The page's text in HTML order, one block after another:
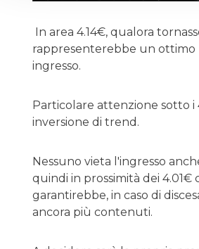
In area 4.14€, qualora
rappresenterebbe un ottimo
ingresso.
Particolare attenzione sotto i
inversione di trend.
Nessuno vieta l'ingresso
quindi in prossimità dei 4.01€
garantirebbe, in caso di
ancora più contenuti.